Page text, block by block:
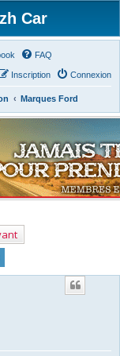
Car
FAQ
Connexion
Inscription
Marques Ford